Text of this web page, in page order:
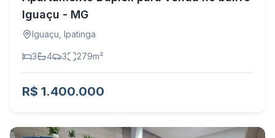
Iguaçu - MG
Iguaçu Ipatinga
3 4 3 279m²
R$ 1.400.000